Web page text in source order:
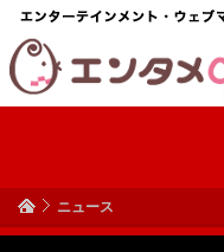
ニュース